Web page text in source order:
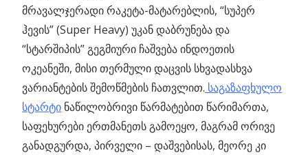
მრავალჯერადი რაკეტა-მატარებლის, “სუპერ
ჰევის” (Super Heavy) უკან დაბრუნება და
“სტარშიპის” გეგმიური ჩაშვება ინდოეთის
ოკეანეში, მისი თერმული დაცვის სხვადასხვა
ვარიანტების შემოწმების ჩათვლით. საგაზაფხულო
სტარტი ნაწილობრივი წარმატებით წარიმართა,
საფეხურები ერთმანეთს გამოეყო, მაგრამ ორივე
განადგურდა, პირველი – დაშვებისას, მეორე კი